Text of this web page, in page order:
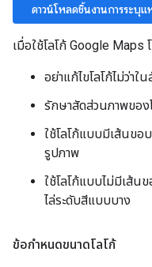
ดาวน์โหลดชิ้นงานการระบุ
เมื่อใช้โลโก้ Google
อย่าแก้ไขโลโก้ไม่ว่าใ
รักษาสัดส่วนภาพของ
ใช้โลโก้แบบมีเส้นข
รูปภาพ
ใช้โลโก้แบบไม่มีเส้
ไล่ระดับสีแบบบาง
ข้อกำหนดขนาดโลโก้